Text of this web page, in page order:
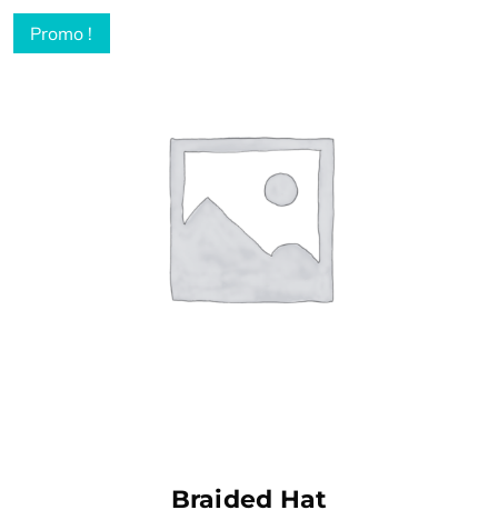
Promo !
Braided Hat